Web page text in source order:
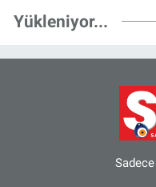
Yükleniyor...